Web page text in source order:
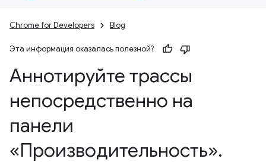
Chrome for Developers Blog
Эта информация оказалась полезной?
Аннотируйте трассы
непосредственно на
панели
«Производительность».